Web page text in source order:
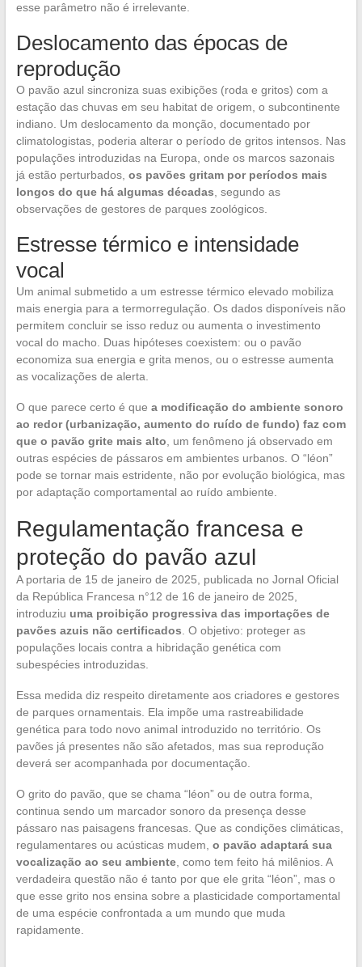
esse parâmetro não é irrelevante.
Deslocamento das épocas de
reprodução
O pavão azul sincroniza suas exibições (roda e gritos) com a
estação das chuvas em seu habitat de origem, o subcontinente
indiano. Um deslocamento da monção, documentado por
climatologistas, poderia alterar o período de gritos intensos. Nas
populações introduzidas na Europa, onde os marcos sazonais
já estão perturbados, os pavões gritam por períodos mais
longos do que há algumas décadas, segundo as
observações de gestores de parques zoológicos.
Estresse térmico e intensidade
vocal
Um animal submetido a um estresse térmico elevado mobiliza
mais energia para a termorregulação. Os dados disponíveis não
permitem concluir se isso reduz ou aumenta o investimento
vocal do macho. Duas hipóteses coexistem: ou o pavão
economiza sua energia e grita menos, ou o estresse aumenta
as vocalizações de alerta.
O que parece certo é que a modificação do ambiente sonoro
ao redor (urbanização, aumento do ruído de fundo) faz com
que o pavão grite mais alto, um fenômeno já observado em
outras espécies de pássaros em ambientes urbanos. O “léon”
pode se tornar mais estridente, não por evolução biológica, mas
por adaptação comportamental ao ruído ambiente.
Regulamentação francesa e
proteção do pavão azul
A portaria de 15 de janeiro de 2025, publicada no Jornal Oficial
da República Francesa n°12 de 16 de janeiro de 2025,
introduziu uma proibição progressiva das importações de
pavões azuis não certificados. O objetivo: proteger as
populações locais contra a hibridação genética com
subespécies introduzidas.
Essa medida diz respeito diretamente aos criadores e gestores
de parques ornamentais. Ela impõe uma rastreabilidade
genética para todo novo animal introduzido no território. Os
pavões já presentes não são afetados, mas sua reprodução
deverá ser acompanhada por documentação.
O grito do pavão, que se chama “léon” ou de outra forma,
continua sendo um marcador sonoro da presença desse
pássaro nas paisagens francesas. Que as condições climáticas,
regulamentares ou acústicas mudem, o pavão adaptará sua
vocalização ao seu ambiente, como tem feito há milênios. A
verdadeira questão não é tanto por que ele grita “léon”, mas o
que esse grito nos ensina sobre a plasticidade comportamental
de uma espécie confrontada a um mundo que muda
rapidamente.